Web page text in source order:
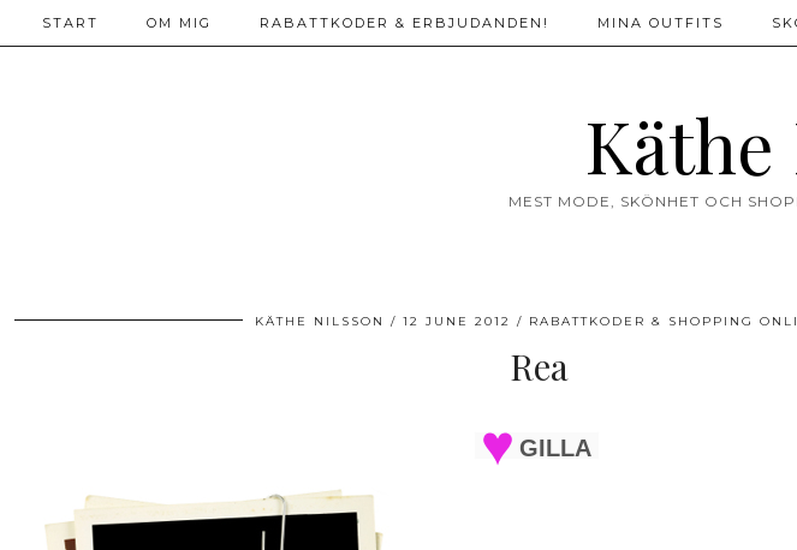
MEST MODE, SKÖNHET OCH
START OM MIG RABATTKODER & ERBJUDANDEN! MINA OUTFITS
KÄTHE NILSSON 12 JUNE 2012 RABATTKODER & SHOPPING
Rea
GILLA